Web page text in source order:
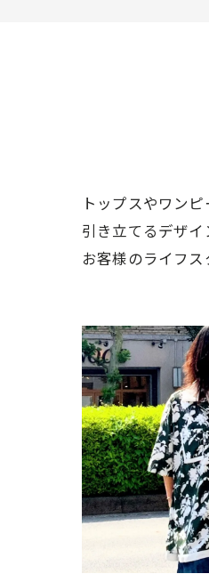
トップスやワン
引き立てるデザ
お客様のライフ